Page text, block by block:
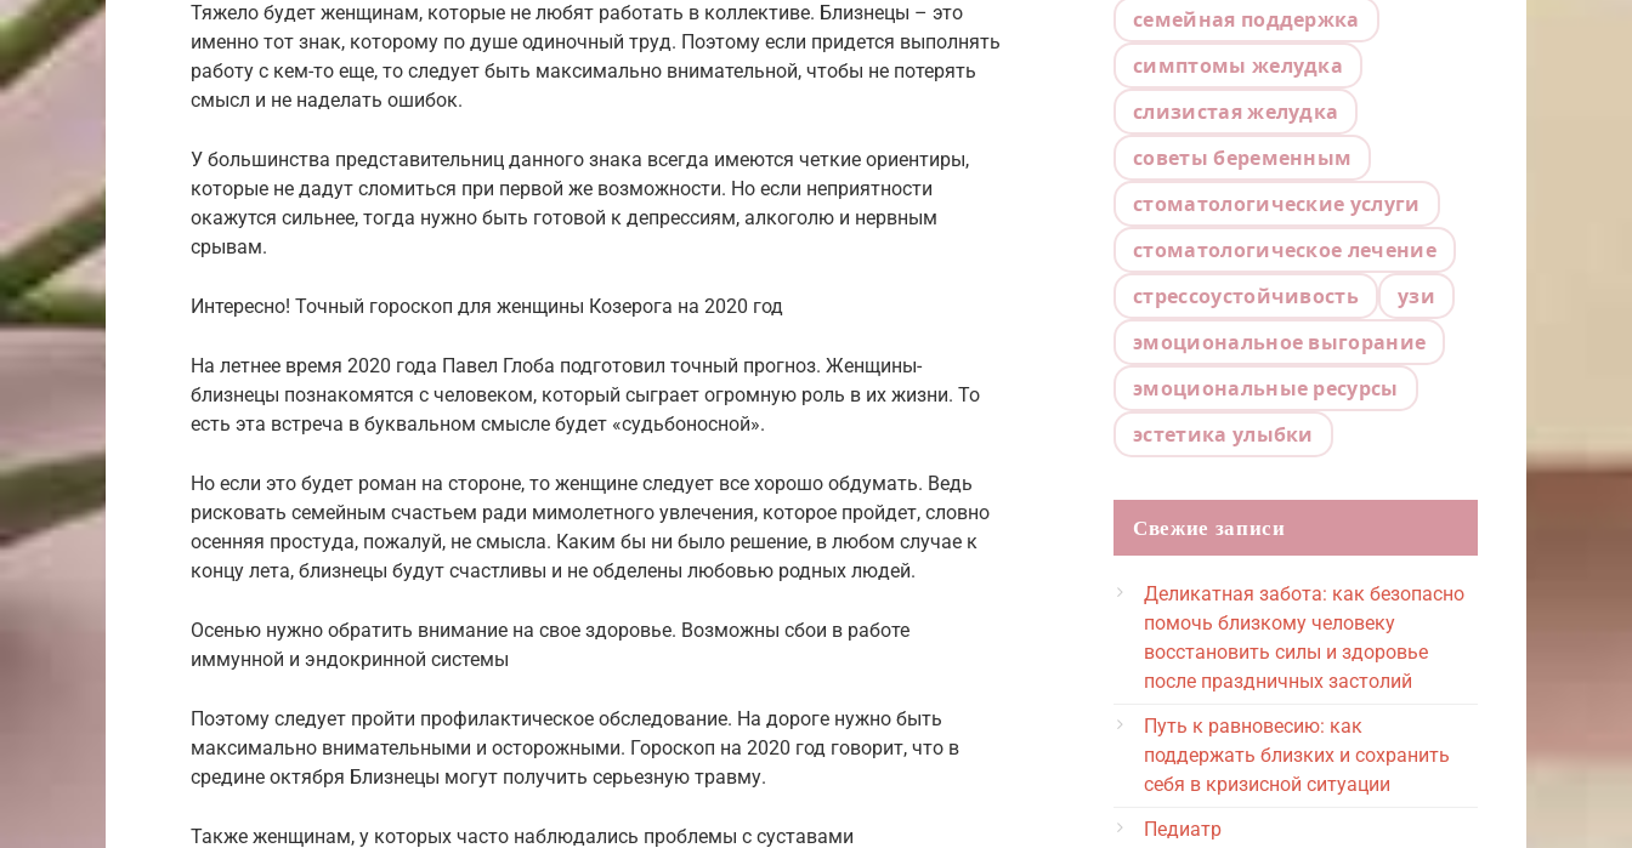
Тяжело будет женщинам, которые не любят работать в коллективе. Близнецы – это
именно тот знак, которому по душе одиночный труд. Поэтому если придется выполнять
работу с кем-то еще, то следует быть максимально внимательной, чтобы не потерять
смысл и не наделать ошибок.
У большинства представительниц данного знака всегда имеются четкие ориентиры,
которые не дадут сломиться при первой же возможности. Но если неприятности
окажутся сильнее, тогда нужно быть готовой к депрессиям, алкоголю и нервным
срывам.
Интересно! Точный гороскоп для женщины Козерога на 2020 год
На летнее время 2020 года Павел Глоба подготовил точный прогноз. Женщины-
близнецы познакомятся с человеком, который сыграет огромную роль в их жизни. То
есть эта встреча в буквальном смысле будет «судьбоносной».
Но если это будет роман на стороне, то женщине следует все хорошо обдумать. Ведь
рисковать семейным счастьем ради мимолетного увлечения, которое пройдет, словно
осенняя простуда, пожалуй, не смысла. Каким бы ни было решение, в любом случае к
концу лета, близнецы будут счастливы и не обделены любовью родных людей.
Осенью нужно обратить внимание на свое здоровье. Возможны сбои в работе
иммунной и эндокринной системы
Поэтому следует пройти профилактическое обследование. На дороге нужно быть
максимально внимательными и осторожными. Гороскоп на 2020 год говорит, что в
средине октября Близнецы могут получить серьезную травму.
Также женщинам, у которых часто наблюдались проблемы с суставами
семейная поддержка
симптомы желудка
слизистая желудка
советы беременным
стоматологические услуги
стоматологическое лечение
стрессоустойчивость
узи
эмоциональное выгорание
эмоциональные ресурсы
эстетика улыбки
Свежие записи
Деликатная забота: как безопасно
помочь близкому человеку
восстановить силы и здоровье
после праздничных застолий
Путь к равновесию: как
поддержать близких и сохранить
себя в кризисной ситуации
Педиатр